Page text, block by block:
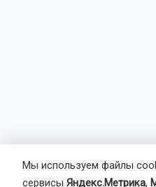
Мы используем файлы
сервисы Яндекс.Метрика,